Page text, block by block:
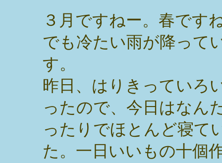
３月ですねー。春です
でも冷たい雨が降って
す。
昨日、はりきっていろ
ったので、今日はなん
ったりでほとんど寝て
た。一日いいもの十個